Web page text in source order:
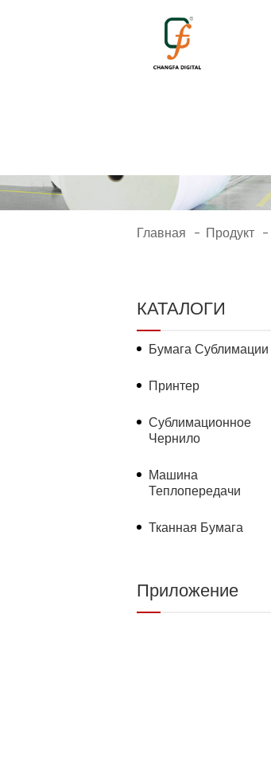
Главная - Продукт -
КАТАЛОГИ
Бумага Сублимации
Принтер
Сублимационное
Чернило
Машина
Теплопередачи
Тканная Бумага
Приложение